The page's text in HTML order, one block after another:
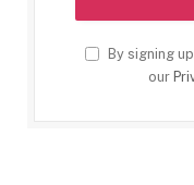
By signing
our